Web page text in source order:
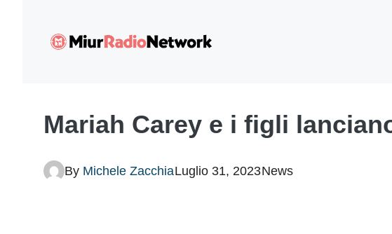
Mariah Carey e i figli
By Michele ZacchiaLuglio 31, 2023News